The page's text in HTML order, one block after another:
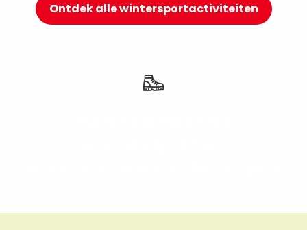
Ontdek alle wintersportactiviteiten